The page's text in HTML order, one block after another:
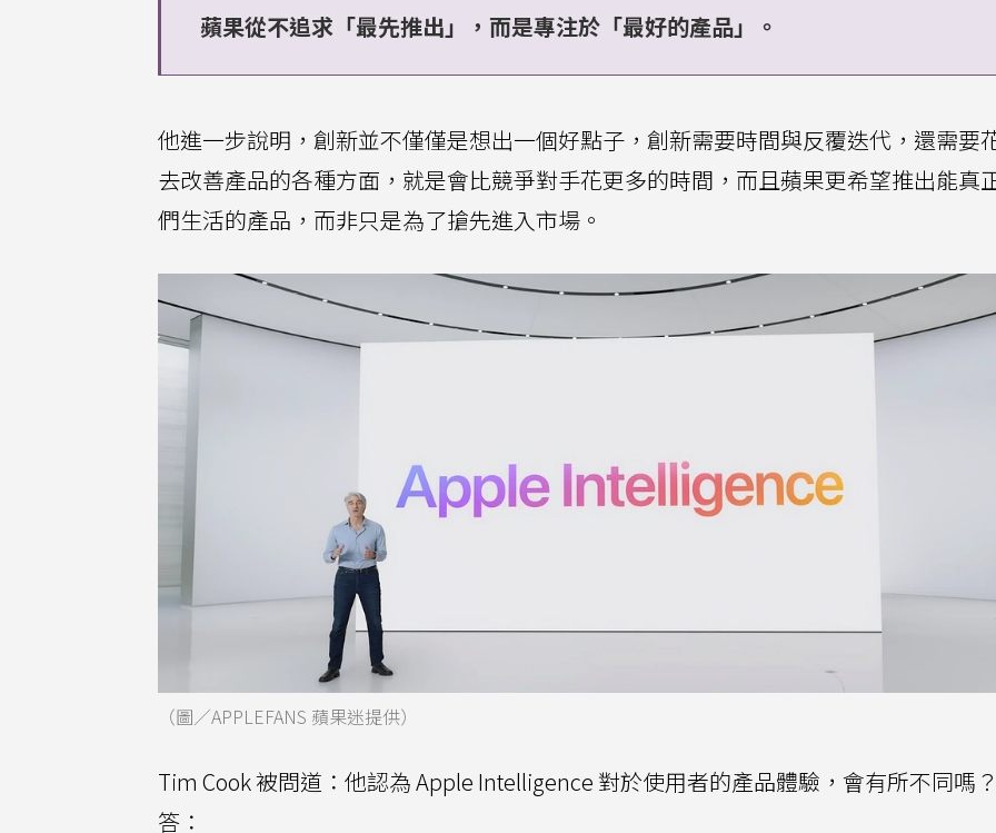
蘋果從不追求「最先推出」，而是專注於「最好的產品」。
他進一步說明，創新並不僅僅是想出一個好點子，創新需要時間與反覆迭代，還需要
去改善產品的各種方面，就是會比競爭對手花更多的時間，而且蘋果更希望推出能真
們生活的產品，而非只是為了搶先進入市場。
（圖／APPLEFANS 蘋果迷提供）
Tim Cook 被問道：他認為 Apple Intelligence 對於使用者的產品體驗，會有所不同嗎
答：